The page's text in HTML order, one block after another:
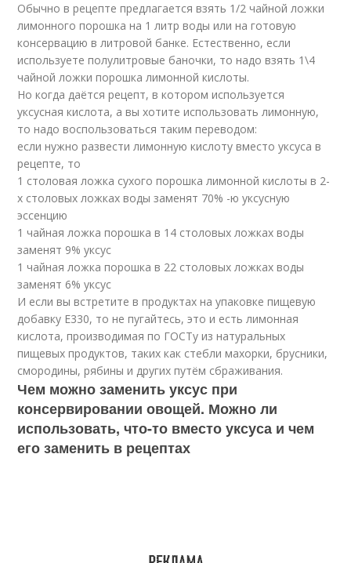
Обычно в рецепте предлагается взять 1/2 чайной ложки
лимонного порошка на 1 литр воды или на готовую
консервацию в литровой банке. Естественно, если
используете полулитровые баночки, то надо взять 1\4
чайной ложки порошка лимонной кислоты.
Но когда даётся рецепт, в котором используется
уксусная кислота, а вы хотите использовать лимонную,
то надо воспользоваться таким переводом:
если нужно развести лимонную кислоту вместо уксуса в
рецепте, то
1 столовая ложка сухого порошка лимонной кислоты в 2-
х столовых ложках воды заменят 70% -ю уксусную
эссенцию
1 чайная ложка порошка в 14 столовых ложках воды
заменят 9% уксус
1 чайная ложка порошка в 22 столовых ложках воды
заменят 6% уксус
И если вы встретите в продуктах на упаковке пищевую
добавку Е330, то не пугайтесь, это и есть лимонная
кислота, производимая по ГОСТу из натуральных
пищевых продуктов, таких как стебли махорки, брусники,
смородины, рябины и других путём сбраживания.
Чем можно заменить уксус при
консервировании овощей. Можно ли
использовать, что-то вместо уксуса и чем
его заменить в рецептах